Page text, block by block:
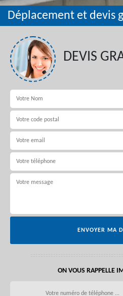
Déplacement et devis
DEVIS
ON VOUS RAPPELLE